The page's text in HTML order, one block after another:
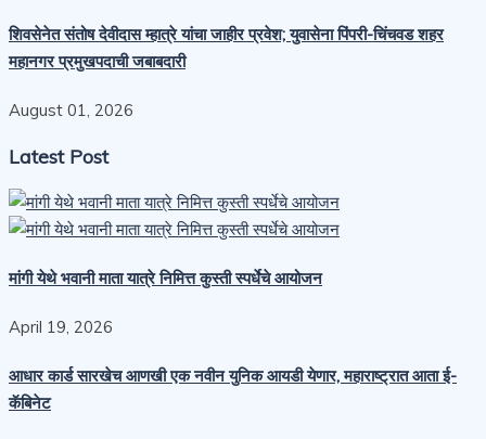
शिवसेनेत संतोष देवीदास म्हात्रे यांचा जाहीर प्रवेश; युवासेना पिंपरी-चिंचवड शहर
महानगर प्रमुखपदाची जबाबदारी
August 01, 2026
Latest Post
मांगी येथे भवानी माता यात्रे निमित्त कुस्ती स्पर्धेचे आयोजन
April 19, 2026
आधार कार्ड सारखेच आणखी एक नवीन युनिक आयडी येणार, महाराष्ट्रात आता ई-
कॅबिनेट